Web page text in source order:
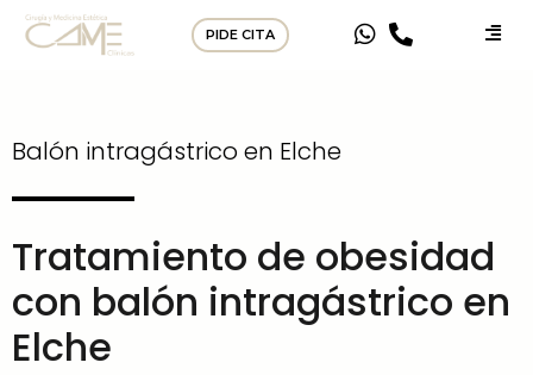
PIDE CITA
Balón intragástrico en Elche
Tratamiento de obesidad
con balón intragástrico en
Elche